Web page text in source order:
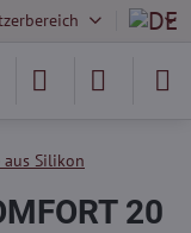
Silikon
20